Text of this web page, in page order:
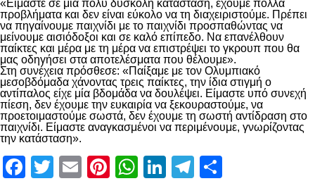
«Είμαστε σε μία πολύ δύσκολη κατάσταση, έχουμε πολλά
προβλήματα και δεν είναι εύκολο να τη διαχειριστούμε. Πρέπει
να πηγαίνουμε παιχνίδι με το παιχνίδι προσπαθώντας να
μείνουμε αισιόδοξοι και σε καλό επίπεδο. Να επανέλθουν
παίκτες και μέρα με τη μέρα να επιστρέψει το γκρουπ που θα
μας οδηγήσει στα αποτελέσματα που θέλουμε».
Στη συνέχεια πρόσθεσε: «Παίξαμε με τον Ολυμπιακό
μεσοβδόμαδα χάνοντας τρεις παίκτες, την ίδια στιγμή ο
αντίπαλος είχε μία βδομάδα να δουλέψει. Είμαστε υπό συνεχή
πίεση, δεν έχουμε την ευκαιρία να ξεκουραστούμε, να
προετοιμαστούμε σωστά, δεν έχουμε τη σωστή αντίδραση στο
παιχνίδι. Είμαστε αναγκασμένοι να περιμένουμε, γνωρίζοντας
την κατάσταση».
Facebook
Twitter
EmailPinterest
WhatsApp
LinkedIn
Telegram